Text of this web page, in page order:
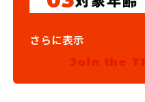
8歳以上
※推奨年齢は
さらに表示
Join the